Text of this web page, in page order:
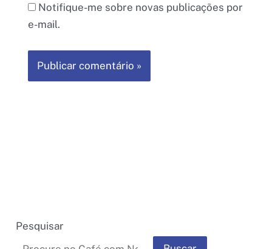
Notifique-me sobre novas publicações por
e-mail.
Pesquisar